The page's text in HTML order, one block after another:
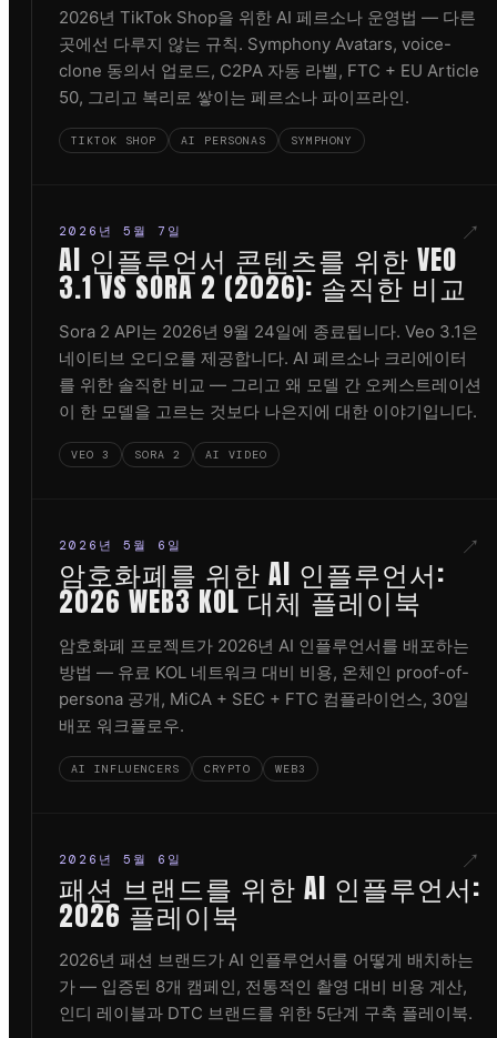
2026년 TikTok Shop을 위한 AI 페르소나 운영법 — 다른
곳에선 다루지 않는 규칙. Symphony Avatars, voice-
clone 동의서 업로드, C2PA 자동 라벨, FTC + EU Article
50, 그리고 복리로 쌓이는 페르소나 파이프라인.
TIKTOK SHOP AI PERSONAS SYMPHONY
2026년 5월 7일 ↗
AI 인플루언서 콘텐츠를 위한 VEO
3.1 VS SORA 2 (2026): 솔직한 비교
Sora 2 API는 2026년 9월 24일에 종료됩니다. Veo 3.1은
네이티브 오디오를 제공합니다. AI 페르소나 크리에이터
를 위한 솔직한 비교 — 그리고 왜 모델 간 오케스트레이션
이 한 모델을 고르는 것보다 나은지에 대한 이야기입니다.
VEO 3 SORA 2 AI VIDEO
2026년 5월 6일 ↗
암호화폐를 위한 AI 인플루언서:
2026 WEB3 KOL 대체 플레이북
암호화폐 프로젝트가 2026년 AI 인플루언서를 배포하는
방법 — 유료 KOL 네트워크 대비 비용, 온체인 proof-of-
persona 공개, MiCA + SEC + FTC 컴플라이언스, 30일
배포 워크플로우.
AI INFLUENCERS CRYPTO WEB3
2026년 5월 6일 ↗
패션 브랜드를 위한 AI 인플루언서:
2026 플레이북
2026년 패션 브랜드가 AI 인플루언서를 어떻게 배치하는
가 — 입증된 8개 캠페인, 전통적인 촬영 대비 비용 계산,
인디 레이블과 DTC 브랜드를 위한 5단계 구축 플레이북.